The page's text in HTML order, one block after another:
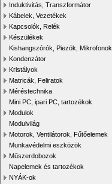
Induktivitás, Transzformátor
Kábelek, Vezetékek
Kapcsolók, Relék
Készülékek
Kishangszórók, Piezók, Mikrofonok
Kondenzátor
Kristályok
Matricák, Feliratok
Méréstechnika
Mini PC, ipari PC, tartozékok
Modulok
Modulvilág
Motorok, Ventilátorok, Fűtőelemek
Munkavédelmi eszközök
Műszerdobozok
Napelemek és tartozékok
NYÁK-ok